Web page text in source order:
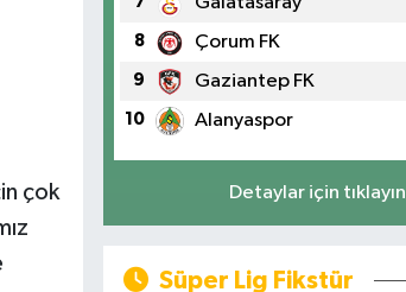
çok
8 Çorum FK
9 Gaziantep FK
10 Alanyaspor
Detaylar için tıklayın
Süper Lig Fikstür